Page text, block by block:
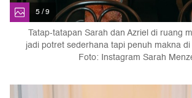
5 / 9
Tatap-tatapan Sarah dan Azriel di ruang
jadi potret sederhana tapi penuh makna
Foto: Instagram Sarah